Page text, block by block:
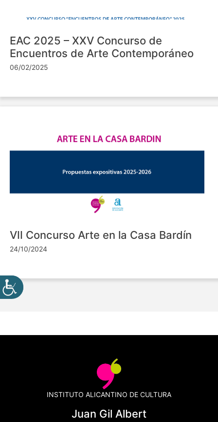
EAC 2025 – XXV Concurso de
Encuentros de Arte Contemporáneo
06/02/2025
VII Concurso Arte en la Casa Bardín
24/10/2024
INSTITUTO ALICANTINO DE CULTURA
Juan Gil Albert